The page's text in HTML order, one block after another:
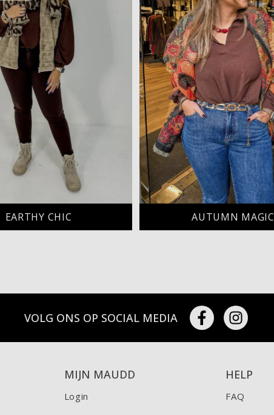
EARTHY CHIC AUTUMN MAGIC
VOLG ONS OP SOCIAL MEDIA
MIJN MAUDD
Login
HELP
FAQ